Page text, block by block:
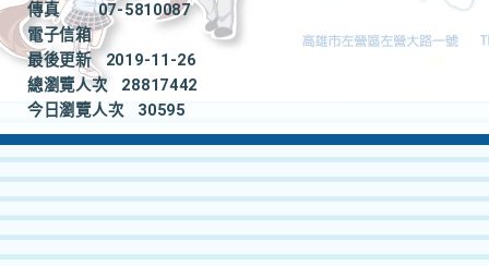
傳真
07-5810087
電子信箱
最後更新
2019-11-26
總瀏覽人次
28817442
今日瀏覽人次
30595